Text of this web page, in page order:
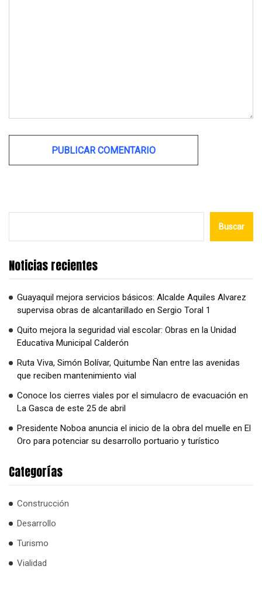
Buscar
Noticias recientes
Guayaquil mejora servicios básicos: Alcalde Aquiles Alvarez
supervisa obras de alcantarillado en Sergio Toral 1
Quito mejora la seguridad vial escolar: Obras en la Unidad
Educativa Municipal Calderón
Ruta Viva, Simón Bolívar, Quitumbe Ñan entre las avenidas
que reciben mantenimiento vial
Conoce los cierres viales por el simulacro de evacuación en
La Gasca de este 25 de abril
Presidente Noboa anuncia el inicio de la obra del muelle en El
Oro para potenciar su desarrollo portuario y turístico
Categorías
Construcción
Desarrollo
Turismo
Vialidad